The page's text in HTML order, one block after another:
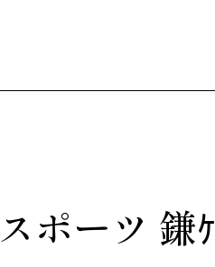
スポーツ 鎌